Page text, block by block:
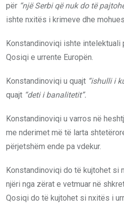
për “një Serbi që nuk do të
ishte nxitës i krimeve dhe
Konstandinoviqi ishte intelektuali
Qosiqi e urrente Europën.
Konstandinoviqi u quajt “ishulli i
quajt “deti i banalitetit”.
Konstandinoviqi u varros në
me nderimet më të larta
përjetshëm ende pa vdekur.
Konstandinoviqi do të kujtohet si
njëri nga zërat e vetmuar në
Qosiqi do të kujtohet si nxitës i